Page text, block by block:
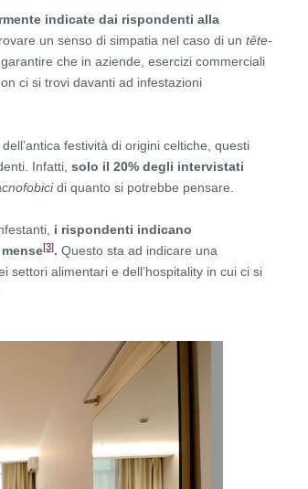
indicate dai rispondenti alla
un senso di simpatia nel caso di untête-
che in aziende, esercizi commerciali
ci si trovi davanti ad infestazioni
festività di origini celtiche, questi
Infatti,solo il 20% degli intervistati
di quanto si potrebbe pensare.
i rispondenti indicano
[3].Questo sta ad indicare una
settori alimentari e dell’hospitality in cui ci si